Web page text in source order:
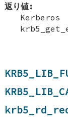
返り値: